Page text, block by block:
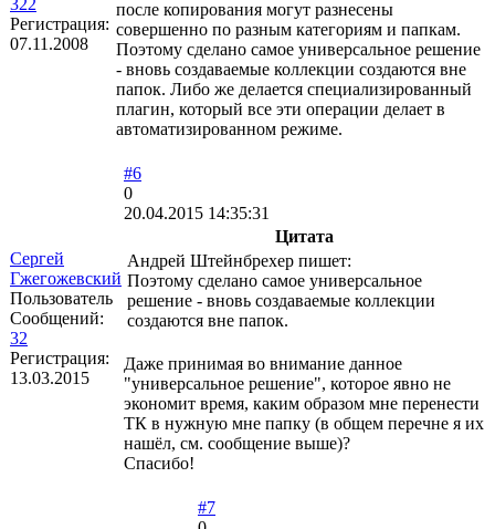
Регистрация:
07.11.2008
после копирования могут разнесены
совершенно по разным категориям и папкам.
Поэтому сделано самое универсальное решение
- вновь создаваемые коллекции создаются вне
папок. Либо же делается специализированный
плагин, который все эти операции делает в
автоматизированном режиме.
Сергей
Гжегожевский
Пользователь
Сообщений:
32
Регистрация:
13.03.2015
#6
0
20.04.2015 14:35:31
Цитата
Андрей Штейнбрехер пишет:
Поэтому сделано самое универсальное
решение - вновь создаваемые коллекции
создаются вне папок.
Даже принимая во внимание данное
"универсальное решение", которое явно не
экономит время, каким образом мне перенести
ТК в нужную мне папку (в общем перечне я их
нашёл, см. сообщение выше)?
Спасибо!
#7